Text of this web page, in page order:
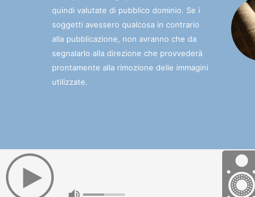
quindi valutate di pubblico dominio. Se i
soggetti avessero qualcosa in contrario
alla pubblicazione, non avranno che da
segnalarlo alla direzione che provvederà
prontamente alla rimozione delle immagini
utilizzate.
© 2025 Radio Buon Consiglio. La radio che porta